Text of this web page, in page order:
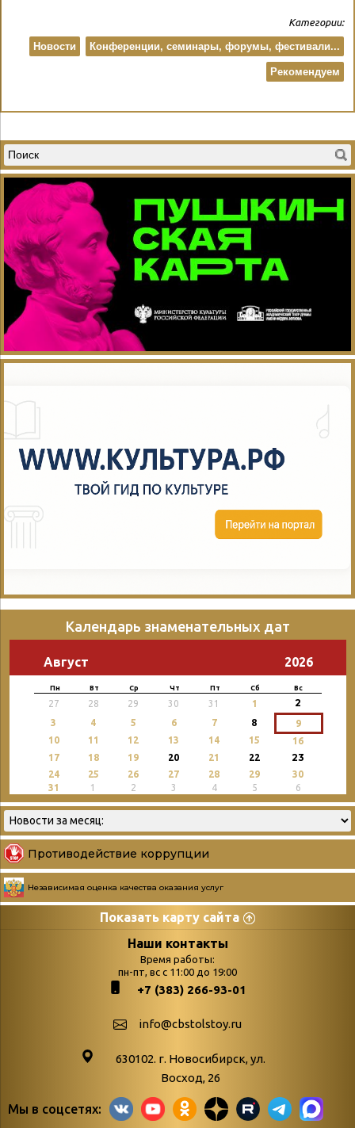
Категории:
Конференции, семинары, форумы, фестивали...
Новости
Рекомендуем
Календарь знаменательных дат
Август 2026
Пн Вт Ср Чт Пт Сб Вс
27 28 29 30 31 1 2
3 4 5 6 7 8
9
10
11 12 13 14 15
16
17
18 19 20 21 22 23
24 25 26 27 28 29
30
31
1 2 3 4 5 6
Противодействие коррупции
Независимая оценка качества оказания услуг
Показать карту сайта
Страницы
podvedenie-itogov-festivalya-
paskhalnaya-palitra
Библионочь – как ярмарка точь-в-
поступлений
Война. Народ.
живые»
Наши контакты
Время работы:
пн-пт, вс с 11:00 до 19:00
+7 (383) 266-93-01
info@cbstolstoy.ru
630102. г. Новосибирск, ул.
Восход, 26
Мы в соцсетях: